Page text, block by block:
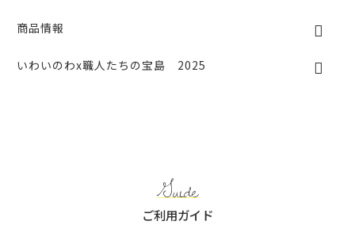
商品情報
いわいのわx職人たちの宝島 2025
Guide
ご利用ガイド